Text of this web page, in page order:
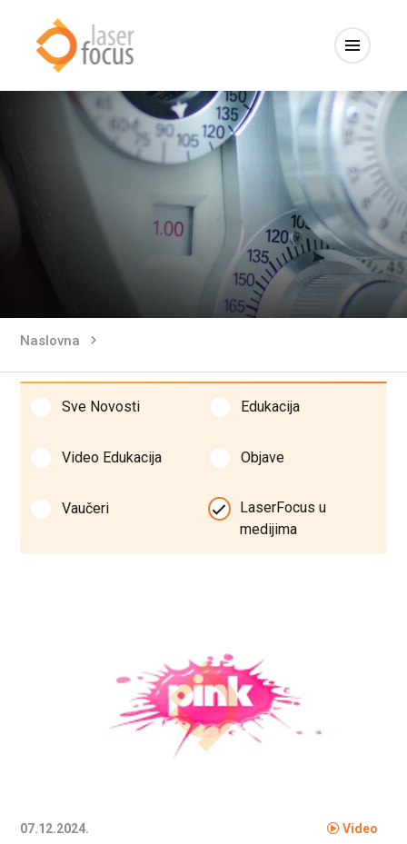
Naslovna
Sve Novosti Edukacija
Video Edukacija Objave
Vaučeri
LaserFocus u
medijima
07.12.2024. Video